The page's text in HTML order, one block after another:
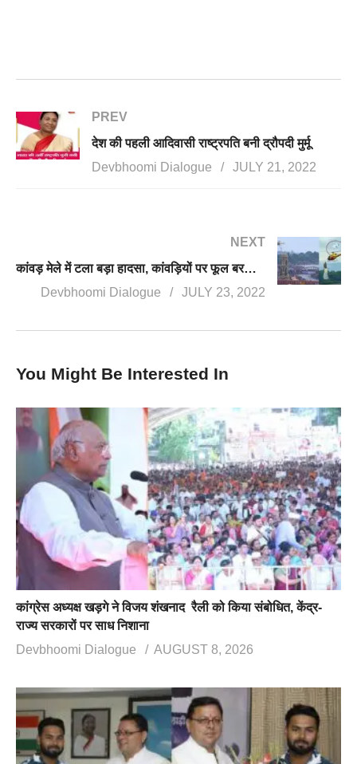
PREV
देश की पहली आदिवासी राष्ट्रपति बनी द्रौपदी मुर्मू
Devbhoomi Dialogue
JULY 21, 2022
NEXT
कांवड़ मेले में टला बड़ा हादसा, कांवड़ियों पर फूल बरसा रहे चॉपर के नजदीक पहुंची पॉलिथीन
Devbhoomi Dialogue
JULY 23, 2022
You Might Be Interested In
कांग्रेस अध्यक्ष खड़गे ने विजय शंखनाद रैली को किया संबोधित, केंद्र-
राज्य सरकारों पर साध निशाना
Devbhoomi Dialogue
AUGUST 8, 2026